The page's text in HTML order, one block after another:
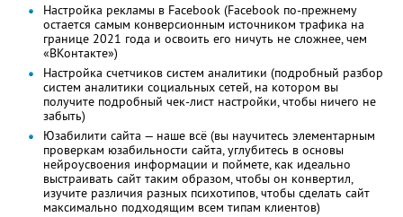
Настройка рекламы в Facebook (Facebook по-прежнему
остается самым конверсионным источником трафика на
границе 2021 года и освоить его ничуть не сложнее, чем
«ВКонтакте»)
Настройка счетчиков систем аналитики (подробный разбор
систем аналитики социальных сетей, на котором вы
получите подробный чек-лист настройки, чтобы ничего не
забыть)
Юзабилити сайта — наше всё (вы научитесь элементарным
проверкам юзабильности сайта, углубитесь в основы
нейроусвоения информации и поймете, как идеально
выстраивать сайт таким образом, чтобы он конвертил,
изучите различия разных психотипов, чтобы сделать сайт
максимально подходящим всем типам клиентов)